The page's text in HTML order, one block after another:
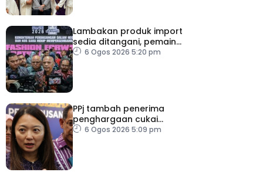
Lambakan produk import
sedia ditangani, pemain
industri tempatan
6 Ogos 2026 5:20 pm
PPj tambah penerima
penghargaan cukai
taksiran
6 Ogos 2026 5:09 pm